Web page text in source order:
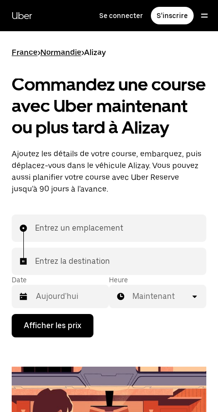
contenu
principal
Uber Se connecter S'inscrire
France>Normandie>Alizay
Commandez une course
avec Uber maintenant
ou plus tard à Alizay
Ajoutez les détails de votre course, embarquez, puis
déplacez-vous dans le véhicule Alizay. Vous pouvez
aussi planifier votre course avec Uber Reserve
jusqu'à 90 jours à l'avance.
Entrez un emplacement
Entrez la destination
Date
Appuyez
la
bas
interagir
avec
Heure
Maintenant
Afficher les prix